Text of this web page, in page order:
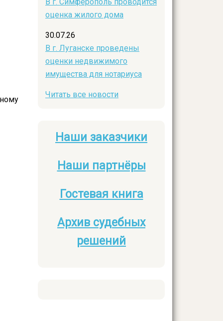
оценка жилого дома
30.07.26
В г. Луганске проведены
оценки недвижимого
имущества для нотариуса
Читать все новости
Боковое
меню
Наши заказчики
Наши партнёры
Гостевая книга
Архив судебных
решений